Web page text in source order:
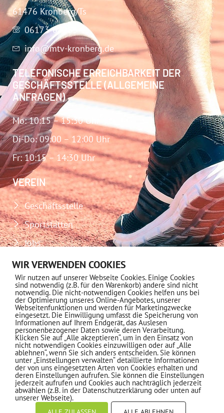
61476 Kronberg/Ts
06173-67283
info@mtv-kronberg.de
TELEFONISCHE ERREICHBARKEIT DER
GESCHÄFTSSTELLE (ALLGEMEINE
ANFRAGEN)
Mo: 10:15 – 15:30 Uhr
Di-Do: 09:00 – 12:00 Uhr
Fr: 10:15 – 14:30 Uhr
VEREIN
Geschäftsstelle
Sportstätten
Jobs
Download-Center
Impressum
Datenschutz
MITGLIEDSCHAFT
Informationen
NEWSLETTER ABONNIEREN
WIR VERWENDEN COOKIES
Wir nutzen auf unserer Webseite Cookies. Einige Cookies
sind notwendig (z.B. für den Warenkorb) andere sind nicht
notwendig. Die nicht-notwendigen Cookies helfen uns bei
der Optimierung unseres Online-Angebotes, unserer
Webseitenfunktionen und werden für Marketingzwecke
eingesetzt. Die Einwilligung umfasst die Speicherung von
Informationen auf Ihrem Endgerät, das Auslesen
personenbezogener Daten sowie deren Verarbeitung.
Klicken Sie auf „Alle akzeptieren“, um in den Einsatz von
nicht notwendigen Cookies einzuwilligen oder auf „Alle
ablehnen“, wenn Sie sich anders entscheiden. Sie können
unter „Einstellungen verwalten“ detaillierte Informationen
der von uns eingesetzten Arten von Cookies erhalten und
deren Einstellungen aufrufen. Sie können die Einstellungen
jederzeit aufrufen und Cookies auch nachträglich jederzeit
abwählen (z.B. in der Datenschutzerklärung oder unten auf
unserer Webseite).